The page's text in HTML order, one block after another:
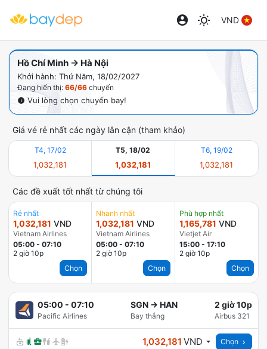
VND
Hồ Chí Minh → Hà Nội
Khởi hành: Thứ Năm, 18/02/2027
Đang hiển thị: 66/66 chuyến
Vui lòng chọn chuyến bay!
Giá vé rẻ nhất các ngày lân cận (tham khảo)
T4, 17/02
1,032,181
T5, 18/02
1,032,181
T6, 19/02
1,032,181
Các đề xuất tốt nhất từ chúng tôi
Rẻ nhất
1,032,181 VND
Vietnam Airlines
05:00 - 07:10
2 giờ 10p
Chọn
Nhanh nhất
1,032,181 VND
Vietnam Airlines
05:00 -07:10
2 giờ 10p
Chọn
Phù hợp nhất
1,165,781 VND
Vietjet Air
15:00- 17:10
2 giờ 10p
Chọn
05:00 - 07:10
Pacific Airlines
SGN → HAN
Bay thẳng
2 giờ 10p
Airbus 321
1,032,181 VND Chọn